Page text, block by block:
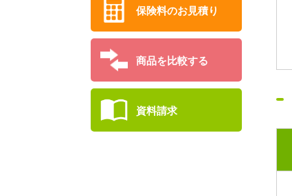
保険料のお見積り
商品を比較する
資料請求